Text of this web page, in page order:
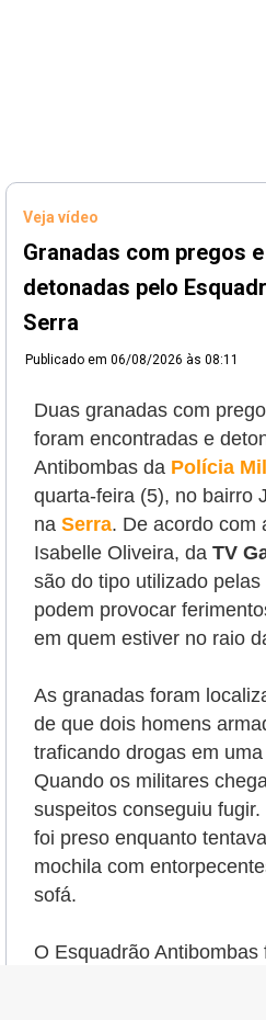
Veja vídeo
Granadas com pregos
detonadas pelo
Serra
Publicado em 06/08/2026 às 08:11
Duas granadas com
foram encontradas e
Antibombas da Polícia
quarta-feira (5), no bairro
na Serra. De acordo com
Isabelle Oliveira, da TV
são do tipo utilizado
podem provocar
em quem estiver no raio
As granadas foram
de que dois homens
traficando drogas em
Quando os militares
suspeitos conseguiu
foi preso enquanto
mochila com
sofá.
O Esquadrão